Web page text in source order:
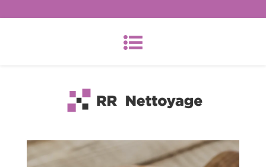
Search
for:
RR-Nettoyage